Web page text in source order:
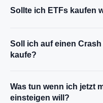
Sollte ich ETFs kaufen
Soll ich auf einen
kaufe?
Was tun wenn ich jetzt
einsteigen will?